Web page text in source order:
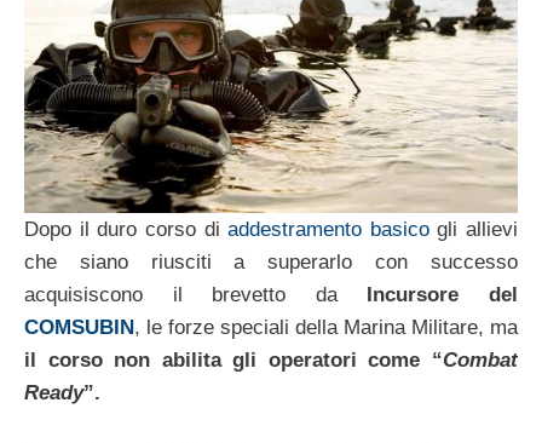
Dopo il duro corso diaddestramento basicogli allievi
che siano riusciti a superarlo con successo
acquisiscono il brevetto da Incursore del
COMSUBIN, le forze speciali della Marina Militare, ma
il corso non abilita gli operatori come “Combat
Ready”.